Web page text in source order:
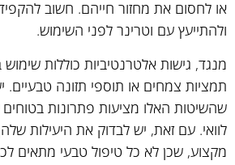
או לחסום את מחזור חייהם. חשוב להקפיד
ולהתייעץ עם וטרינר לפני השימוש.
מנגד, גישות אלטרנטיביות כוללות
תמציות צמחים או תוספי תזונה טבעיים.
שהשיטות האלו מציעות פתרונות בטוחים
לוואי. עם זאת, יש לבדוק את היעילות
מקצוע, שכן לא כל טיפול טבעי מתאים